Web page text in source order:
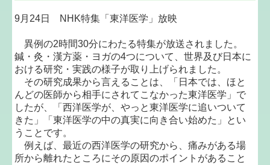
9月24日 NHK特集「東洋医学」放映
異例の2時間30分にわたる特集が放送されました。
鍼・灸・漢方薬・ヨガの4つについて、世界及び日本に
おける研究・実践の様子が取り上げられました。
その研究成果から言えることは、「日本では、ほと
んどの医師から相手にされてこなかった東洋医学」で
したが、「西洋医学が、やっと東洋医学に追いついて
きた」「東洋医学の中の真実に向き合い始めた」とい
うことです。
例えば、最近の西洋医学の研究から、痛みがある場
所から離れたところにその原因のポイントがあること